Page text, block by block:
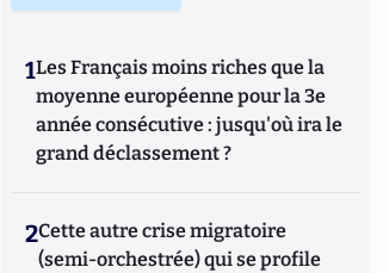
1Les Français moins riches que la
moyenne européenne pour la 3e
année consécutive : jusqu'où ira le
grand déclassement ?
2Cette autre crise migratoire
(semi-orchestrée) qui se profile